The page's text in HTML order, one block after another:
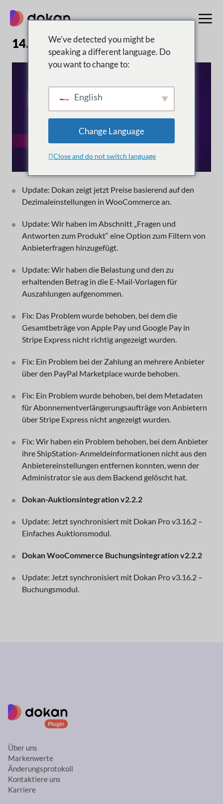
Inhalt
springen
14. März 2025
Update: Dokan zeigt jetzt Preise basierend auf den
Dezimaleinstellungen in WooCommerce an.
Update: Wir haben im Abschnitt „Fragen und
Antworten zum Produkt“ eine Option zum Filtern von
Anbieterfragen hinzugefügt.
Update: Wir haben die Belastung und den zu
erhaltenden Betrag in die E-Mail-Vorlagen für
Auszahlungen aufgenommen.
Fix: Das Problem wurde behoben, bei dem die
Gesamtbeträge von Apple Pay und Google Pay in
Stripe Express nicht richtig angezeigt wurden.
Fix: Ein Problem bei der Zahlung an mehrere Anbieter
über den PayPal Marketplace wurde behoben.
Fix: Ein Problem wurde behoben, bei dem Metadaten
für Abonnementverlängerungsaufträge von Anbietern
über Stripe Express nicht angezeigt wurden.
Fix: Wir haben ein Problem behoben, bei dem Anbieter
ihre ShipStation-Anmeldeinformationen nicht aus den
Anbietereinstellungen entfernen konnten, wenn der
Administrator sie aus dem Backend gelöscht hat.
Dokan-Auktionsintegration v2.2.2
Update: Jetzt synchronisiert mit Dokan Pro v3.16.2 –
Einfaches Auktionsmodul.
Dokan WooCommerce Buchungsintegration v2.2.2
Update: Jetzt synchronisiert mit Dokan Pro v3.16.2 –
Buchungsmodul.
Über uns
Markenwerte
Änderungsprotokoll
Kontaktiere uns
Karriere
We've detected you might be
speaking a different language. Do
you want to change to:
English
Change Language
Close and do not switch language